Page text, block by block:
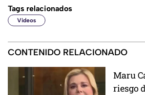
Tags relacionados
Videos
CONTENIDO RELACIONADO
Maru
riesgo